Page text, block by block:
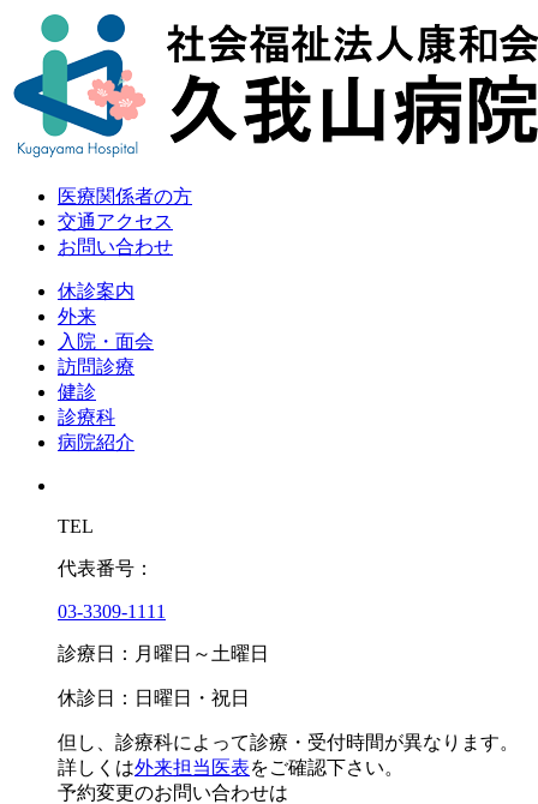
医療関係者の方
交通アクセス
お問い合わせ
休診案内
外来
入院・面会
訪問診療
健診
診療科
病院紹介
TEL
代表番号：
03-3309-1111
診療日：月曜日～土曜日
休診日：日曜日・祝日
但し、診療科によって診療・受付時間が異なります。
詳しくは外来担当医表をご確認下さい。
予約変更のお問い合わせは